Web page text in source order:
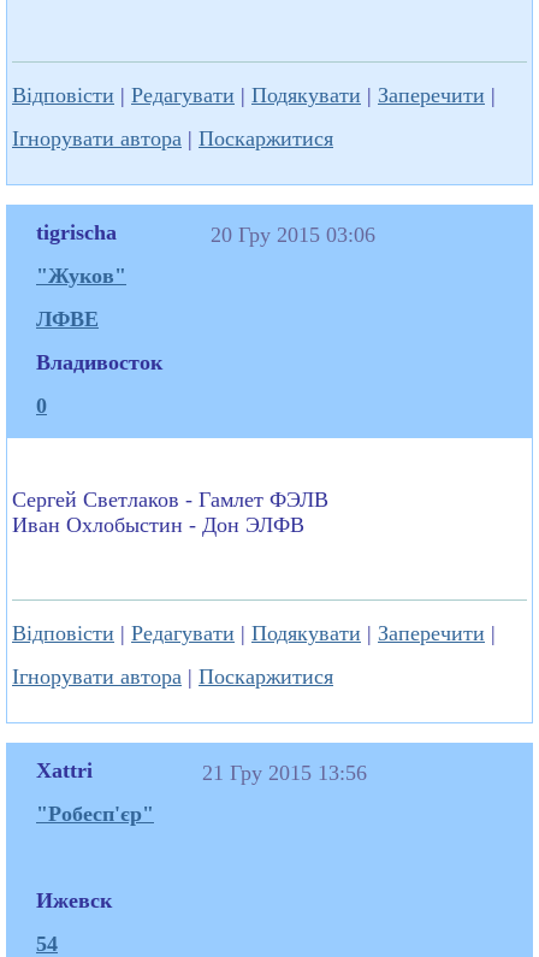
Відповісти | Редагувати | Подякувати | Заперечити |
Ігнорувати автора | Поскаржитися
tigrischa
"Жуков"
ЛФВЕ
Владивосток
0
20 Гру 2015 03:06
Сергей Светлаков - Гамлет ФЭЛВ
Иван Охлобыстин - Дон ЭЛФВ
Відповісти | Редагувати | Подякувати | Заперечити |
Ігнорувати автора | Поскаржитися
Xattri
"Робесп'єр"
Ижевск
54
21 Гру 2015 13:56